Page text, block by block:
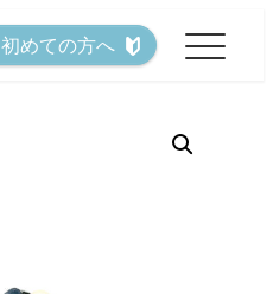
初めての方へ